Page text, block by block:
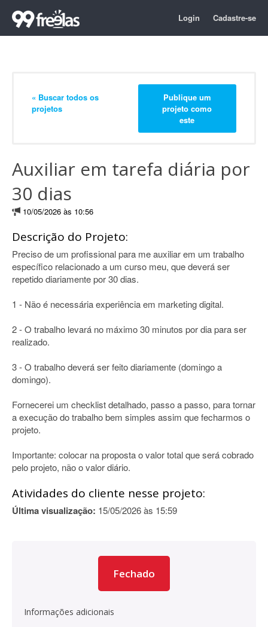
Login Cadastre-se
« Buscar todos os
projetos
Publique um
projeto como
este
Auxiliar em tarefa diária por
30 dias
10/05/2026 às 10:56
Descrição do Projeto:
Preciso de um profissional para me auxiliar em um trabalho
específico relacionado a um curso meu, que deverá ser
repetido diariamente por 30 dias.
1 - Não é necessária experiência em marketing digital.
2 - O trabalho levará no máximo 30 minutos por dia para ser
realizado.
3 - O trabalho deverá ser feito diariamente (domingo a
domingo).
Fornecerei um checklist detalhado, passo a passo, para tornar
a execução do trabalho bem simples assim que fecharmos o
projeto.
Importante: colocar na proposta o valor total que será cobrado
pelo projeto, não o valor diário.
Atividades do cliente nesse projeto:
Última visualização: 15/05/2026 às 15:59
Fechado
Informações adicionais